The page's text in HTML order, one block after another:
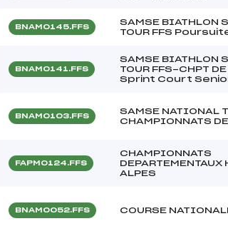
BNAM0145.FFS
SAMSE BIATHLON
TOUR FFS
BNAM0141.FFS
SAMSE BIATHLON
TOUR FFS-CHPT
Sprint Court
BNAM0103.FFS
SAMSE NATIONAL
CHAMPIONNATS
FAPM0124.FFS
CHAMPIONNATS
DEPARTEMENTAUX
ALPES
BNAM0052.FFS COURSE